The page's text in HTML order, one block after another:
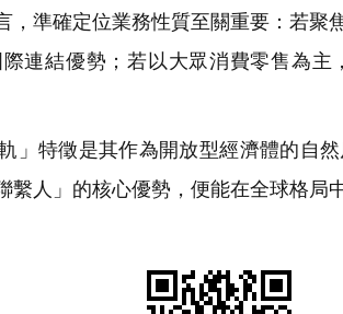
準確定位業務性質至關重要：若聚
連結優勢；若以大眾消費零售為
」特徵是其作為開放型經濟體的自
人」的核心優勢，便能在全球格局